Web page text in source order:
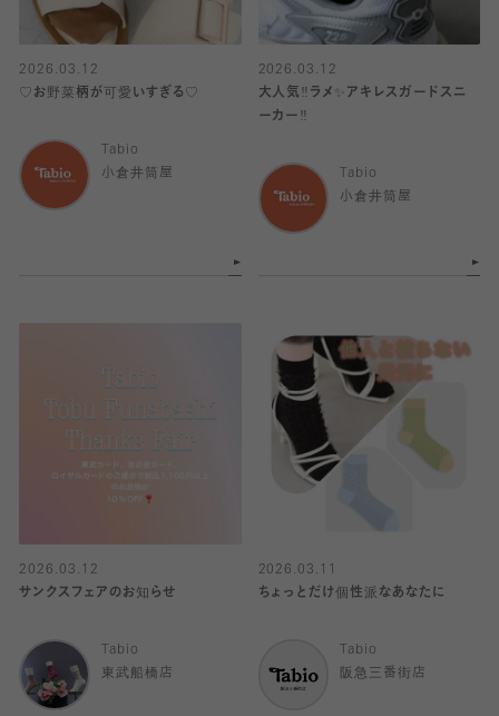
2026.03.12
♡お野菜柄が可愛いすぎる♡
Tabio
小倉井筒屋
2026.03.12
大人気‼️ラメ✨アキレスガードスニ
ーカー‼️
Tabio
小倉井筒屋
2026.03.12
サンクスフェアのお知らせ
Tabio
東武船橋店
2026.03.11
ちょっとだけ個性派なあなたに
Tabio
阪急三番街店